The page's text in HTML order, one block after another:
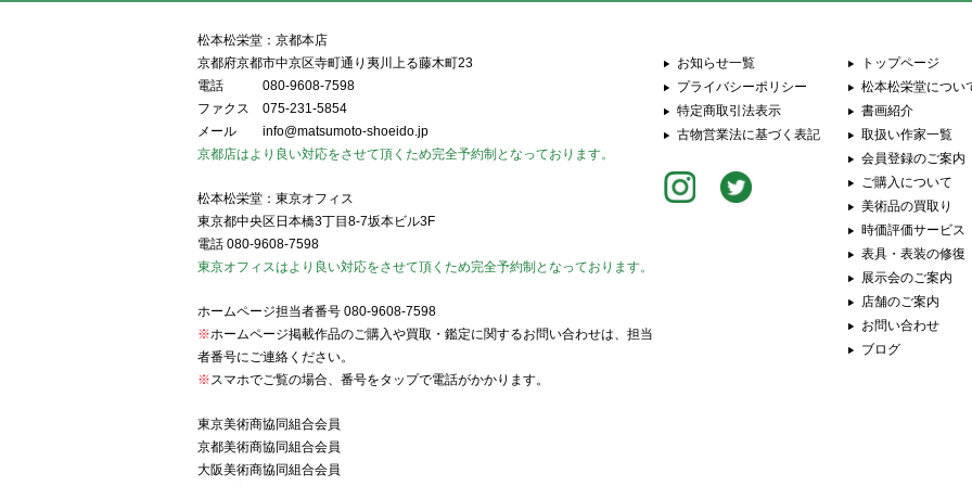
松本松栄堂：京都本店
京都府京都市中京区寺町通り夷川上る藤木町23
電話
080-9608-7598
ファクス
075-231-5854
メール
info@matsumoto-shoeido.jp
京都店はより良い対応をさせて頂くため完全予約制となっております。
松本松栄堂：東京オフィス
東京都中央区日本橋3丁目8-7坂本ビル3F
電話 080-9608-7598
東京オフィスはより良い対応をさせて頂くため完全予約制となっております。
ホームページ担当者番号 080-9608-7598
※ホームページ掲載作品のご購入や買取・鑑定に関するお問い合わせは、担当
者番号にご連絡ください。
※スマホでご覧の場合、番号をタップで電話がかかります。
東京美術商協同組合会員
京都美術商協同組合会員
大阪美術商協同組合会員
お知らせ一覧
プライバシーポリシー
特定商取引法表示
古物営業法に基づく表記
トップページ
松本松栄堂につい
書画紹介
取扱い作家一覧
会員登録のご案内
ご購入について
美術品の買取り
時価評価サービス
表具・表装の修復
展示会のご案内
店舗のご案内
お問い合わせ
ブログ